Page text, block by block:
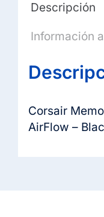
Descripción
Información
Corsair
AirFlow –